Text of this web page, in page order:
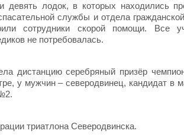
девять лодок, в которых находились
службы и отдела
сотрудники скорой помощи. Все
не потребовалась.
дистанцию серебряный призёр
у мужчин – северодвинец, кандидат в
триатлона Северодвинска.